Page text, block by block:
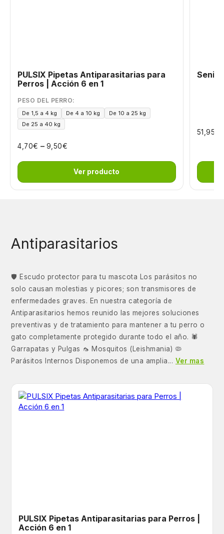
PULSIX Pipetas Antiparasitarias para
Perros | Acción 6 en 1
PESO DEL PERRO:
De 1,5 a 4 kg De 4 a 10 kg
De 10 a 25 kg
De 25 a 40 kg
4,70€ – 9,50€
Ver producto
51,95
Antiparasitarios
🛡️ Escudo protector para tu mascota Los parásitos no
solo causan molestias y picores; son transmisores de
enfermedades graves. En nuestra categoría de
Antiparasitarios hemos reunido las mejores soluciones
preventivas y de tratamiento para mantener a tu perro o
gato completamente protegido durante todo el año. 🕷️
Garrapatas y Pulgas 🦟 Mosquitos (Leishmania) 🦠
Parásitos Internos Disponemos de una amplia... Ver mas
PULSIX Pipetas Antiparasitarias para Perros |
Acción 6 en 1